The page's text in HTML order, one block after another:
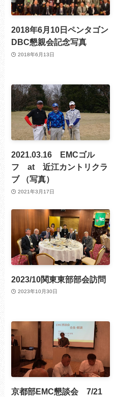
2018年6月10日ペンタゴン
DBC懇親会記念写真
2018年6月13日
2021.03.16 EMCゴル
フ at 近江カントリクラ
ブ （写真）
2021年3月17日
2023/10関東東部部会訪問
2023年10月30日
京都部EMC懇談会 7/21